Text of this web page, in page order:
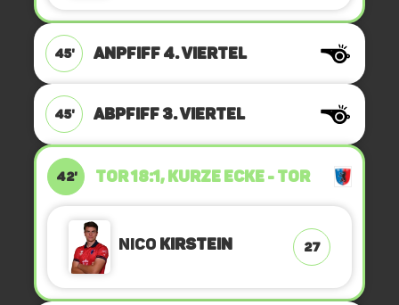
45' ANPFIFF 4. Viertel
45' ABPFIFF 3. Viertel
42' TOR 18:1, KURZE ECKE - TOR
Nico Kirstein 27